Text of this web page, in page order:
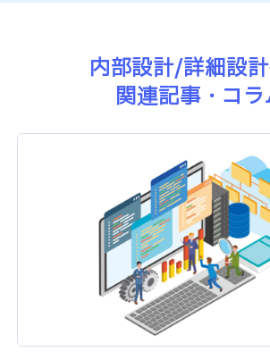
内部設計/詳細設
関連記事・コラ